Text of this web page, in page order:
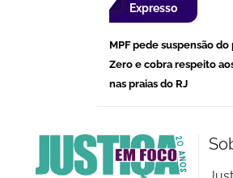
Expresso
MPF pede suspensão
Zero e cobra respeito
nas praias do RJ